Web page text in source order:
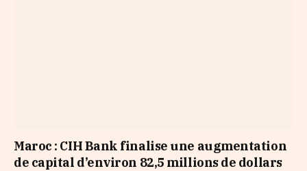
Maroc : CIH Bank finalise une augmentation
de capital d’environ 82,5 millions de dollars